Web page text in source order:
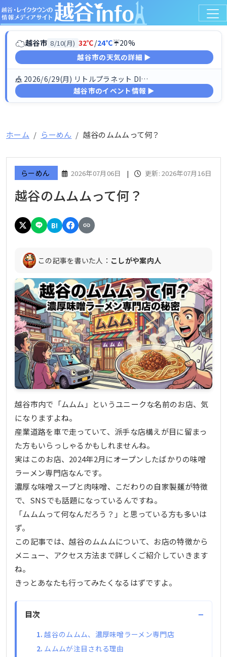
☁越谷市 8/10(月) 32℃/24℃☔20%
越谷市の天気の詳細 ▶
🎪 2026/6/29(月) リトルプラネット DINO FESTIV…
越谷市のイベント情報 ▶
ホーム らーめん 越谷のムムムって何？
らーめん 2026年07月06日 | 更新: 2026年07月16日
越谷のムムムって何？
B!
この記事を書いた人： こしがや案内人
越谷市内で「ムムム」というユニークな名前のお店、気
になりますよね。
産業道路を車で走っていて、派手な店構えが目に留まっ
た方もいらっしゃるかもしれませんね。
実はこのお店、2024年2月にオープンしたばかりの味噌
ラーメン専門店なんです。
濃厚な味噌スープと肉味噌、こだわりの自家製麺が特徴
で、SNSでも話題になっているんですね。
「ムムムって何なんだろう？」と思っている方も多いは
ず。
この記事では、越谷のムムムについて、お店の特徴から
メニュー、アクセス方法まで詳しくご紹介していきます
ね。
きっとあなたも行ってみたくなるはずですよ。
目次 −
越谷のムムム、濃厚味噌ラーメン専門店
ムムムが注目される理由